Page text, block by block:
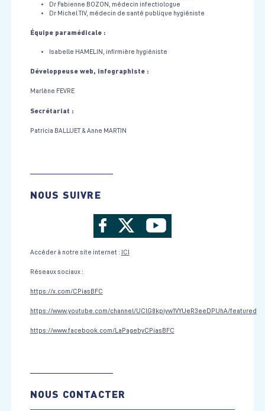
Dr Fabienne BOZON, médecin infectiologue
Dr Michel TIV, médecin de santé publique hygiéniste
Équipe paramédicale :
Isabelle HAMELIN, infirmière hygiéniste
Développeuse web, infographiste :
Marlène FEVRE
Secrétariat :
Patricia BALLUET & Anne MARTIN
NOUS SUIVRE
Accéder à notre site internet : ICI
Réseaux sociaux :
https://x.com/CPiasBFC
https://www.youtube.com/channel/UClG8kpiyw1VYUeR3eeDPUhA/featured
https://www.facebook.com/LaPagebyCPiasBFC
NOUS CONTACTER